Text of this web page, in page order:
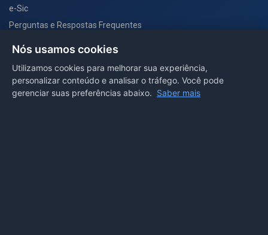
e-Sic
Perguntas e Respostas Frequentes
PORTAL COVID-19
Nós usamos cookies
Utilizamos cookies para melhorar sua experiência,
personalizar conteúdo e analisar o tráfego. Você pode
gerenciar suas preferências abaixo. Saber mais